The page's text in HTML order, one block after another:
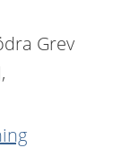
Grev